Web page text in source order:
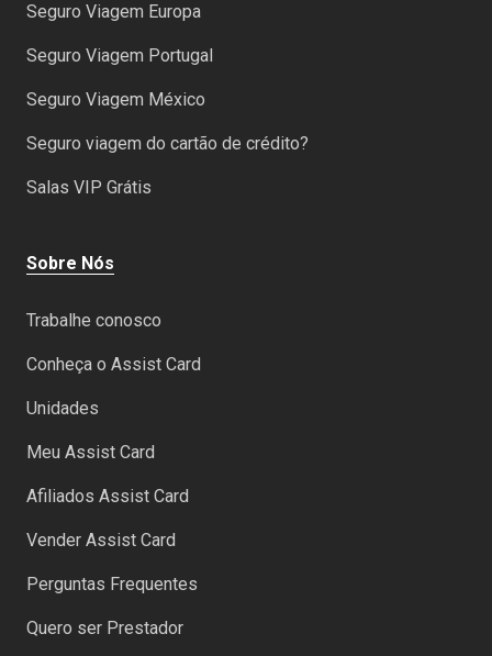
Seguro Viagem Europa
Seguro Viagem Portugal
Seguro Viagem México
Seguro viagem do cartão de crédito?
Salas VIP Grátis
Sobre Nós
Trabalhe conosco
Conheça o Assist Card
Unidades
Meu Assist Card
Afiliados Assist Card
Vender Assist Card
Perguntas Frequentes
Quero ser Prestador